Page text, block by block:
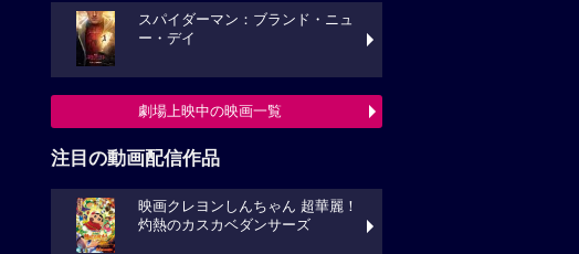
スパイダーマン：ブランド・ニュ
ー・デイ
劇場上映中の映画一覧
注目の動画配信作品
映画クレヨンしんちゃん 超華麗！
灼熱のカスカベダンサーズ